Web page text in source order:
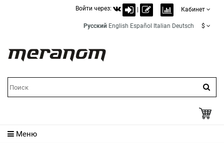
Войти через: Кабинет
Русский English Español Italian Deutsch $
Меню